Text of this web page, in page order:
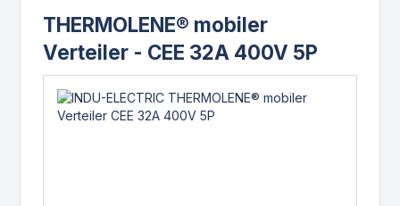
THERMOLENE® mobiler
Verteiler - CEE 32A 400V 5P